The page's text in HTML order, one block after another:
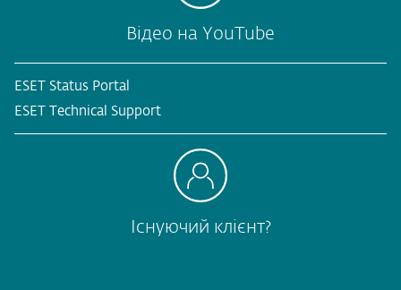
Відео на YouTube
ESET Status Portal
ESET Technical Support
Існуючий клієнт?